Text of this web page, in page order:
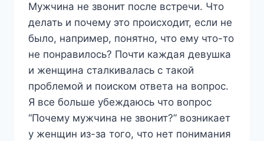
Мужчина не звонит после встречи. Что
делать и почему это происходит, если не
было, например, понятно, что ему что-то
не понравилось? Почти каждая девушка
и женщина сталкивалась с такой
проблемой и поиском ответа на вопрос.
Я все больше убеждаюсь что вопрос
“Почему мужчина не звонит?” возникает
у женщин из-за того, что нет понимания